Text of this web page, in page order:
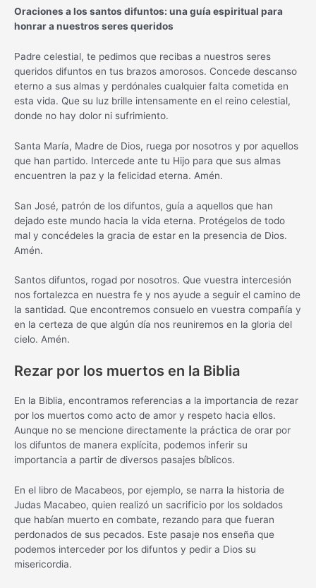
Oraciones a los santos difuntos: una guía espiritual para
honrar a nuestros seres queridos
Padre celestial, te pedimos que recibas a nuestros seres
queridos difuntos en tus brazos amorosos. Concede descanso
eterno a sus almas y perdónales cualquier falta cometida en
esta vida. Que su luz brille intensamente en el reino celestial,
donde no hay dolor ni sufrimiento.
Santa María, Madre de Dios, ruega por nosotros y por aquellos
que han partido. Intercede ante tu Hijo para que sus almas
encuentren la paz y la felicidad eterna. Amén.
San José, patrón de los difuntos, guía a aquellos que han
dejado este mundo hacia la vida eterna. Protégelos de todo
mal y concédeles la gracia de estar en la presencia de Dios.
Amén.
Santos difuntos, rogad por nosotros. Que vuestra intercesión
nos fortalezca en nuestra fe y nos ayude a seguir el camino de
la santidad. Que encontremos consuelo en vuestra compañía y
en la certeza de que algún día nos reuniremos en la gloria del
cielo. Amén.
Rezar por los muertos en la Biblia
En la Biblia, encontramos referencias a la importancia de rezar
por los muertos como acto de amor y respeto hacia ellos.
Aunque no se mencione directamente la práctica de orar por
los difuntos de manera explícita, podemos inferir su
importancia a partir de diversos pasajes bíblicos.
En el libro de Macabeos, por ejemplo, se narra la historia de
Judas Macabeo, quien realizó un sacrificio por los soldados
que habían muerto en combate, rezando para que fueran
perdonados de sus pecados. Este pasaje nos enseña que
podemos interceder por los difuntos y pedir a Dios su
misericordia.